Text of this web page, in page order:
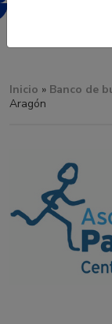
Inicio » Banco de
Aragón